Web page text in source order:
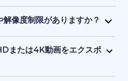
最新かつプロ品質の素材を
無料プランがあり、基本的な
クセスできます。ただし、
像度制限がありますか？
した動画にはRenderforestの
度での書き出しとなります。
除され、フルHDや4Kなど
または4K動画をエクスポ
HDや4Kエクスポートが可能